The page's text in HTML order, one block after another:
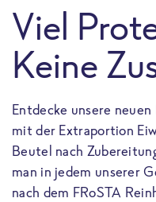
Viel
Keine
Entdecke unsere
mit der Extraportion
Beutel nach
man in jedem unserer
nach dem FRoSTA